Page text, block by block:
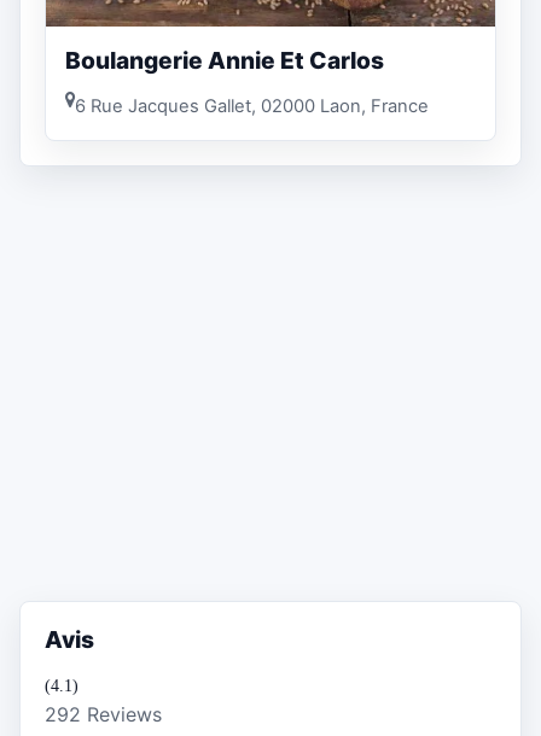
Boulangerie Annie Et Carlos
6 Rue Jacques Gallet, 02000 Laon, France
Avis
(4.1)
292 Reviews